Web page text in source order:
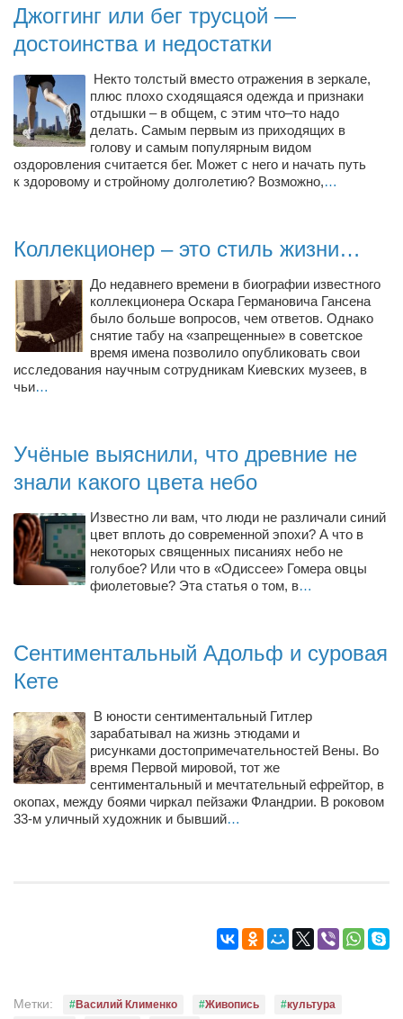
Режиссёры
Художники
Надія Белокур
Анна Гидора
Леонтий Костур
Римма Миленкова
Ирина Проценко
Сергей Степанов
Анна Черненко
Марина Фенота
Гостиная
Он и Она
Конкурс «Колибри» 2014
Литературный конкурс «Я люблю Украину»
Конкурс «Колибри — детям!» 2014
Интервью
Афиша
Афиша Киев
Афиша Сумы
О нас
Джоггинг или бег трусцой —
достоинства и недостатки
Некто толстый вместо отражения в зеркале,
плюс плохо сходящаяся одежда и признаки
отдышки – в общем, с этим что–то надо
делать. Самым первым из приходящих в
голову и самым популярным видом
оздоровления считается бег. Может с него и начать путь
к здоровому и стройному долголетию? Возможно,…
Коллекционер – это стиль жизни…
До недавнего времени в биографии известного
коллекционера Оскара Германовича Гансена
было больше вопросов, чем ответов. Однако
снятие табу на «запрещенные» в советское
время имена позволило опубликовать свои
исследования научным сотрудникам Киевских музеев, в
чьи…
Учёные выяснили, что древние не
знали какого цвета небо
Известно ли вам, что люди не различали синий
цвет вплоть до современной эпохи? А что в
некоторых священных писаниях небо не
голубое? Или что в «Одиссее» Гомера овцы
фиолетовые? Эта статья о том, в…
Сентиментальный Адольф и суровая
Кете
В юности сентиментальный Гитлер
зарабатывал на жизнь этюдами и
рисунками достопримечательностей Вены. Во
время Первой мировой, тот же
сентиментальный и мечтательный ефрейтор, в
окопах, между боями чиркал пейзажи Фландрии. В роковом
33-м уличный художник и бывший…
Метки: Василий Клименко Живопись
культура